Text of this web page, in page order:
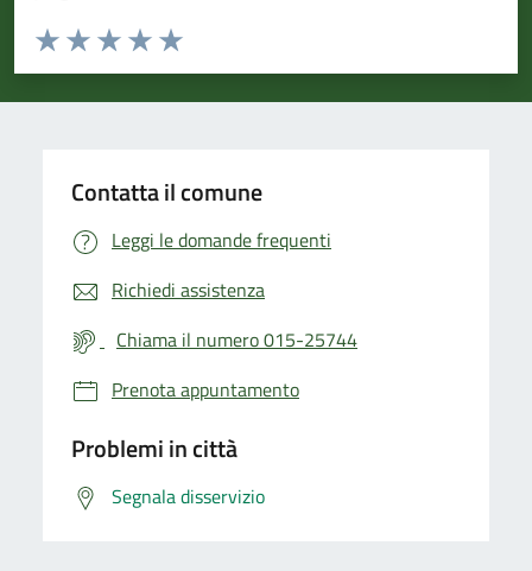
Valuta da 1 a 5 stelle la pagina
Valuta 5 stelle su 5
Valuta 4 stelle su 5
Valuta 3 stelle su 5
Valuta 2 stelle su 5
Valuta 1 stelle su 5
Contatta il comune
Leggi le domande frequenti
Richiedi assistenza
Chiama il numero 015-25744
Prenota appuntamento
Problemi in città
Segnala disservizio